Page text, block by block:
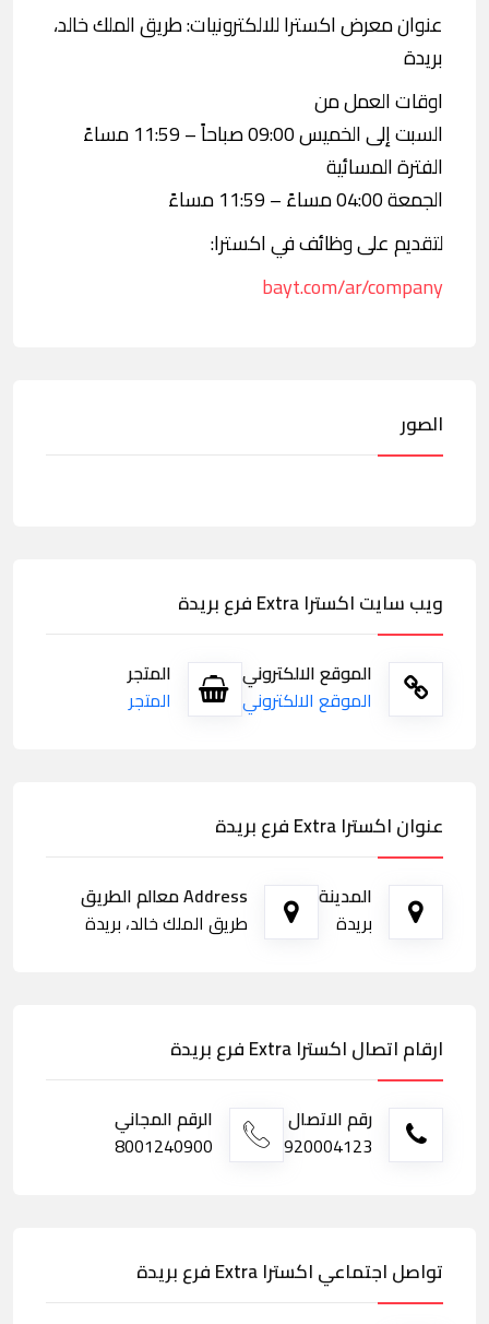
عنوان معرض اكسترا للالكترونيات: طريق الملك خالد،
بريدة
اوقات العمل من
السبت إلى الخميس 09:00 صباحاً – 11:59 مساءً
الفترة المسائية
الجمعة 04:00 مساءً – 11:59 مساءً
لتقديم على وظائف في اكسترا:
bayt.com/ar/company
الصور
ويب سايت اكسترا Extra فرع بريدة
الموقع الالكتروني
الموقع الالكتروني
المتجر
المتجر
عنوان اكسترا Extra فرع بريدة
المدينة
بريدة
Address معالم الطريق
طريق الملك خالد، بريدة
ارقام اتصال اكسترا Extra فرع بريدة
رقم الاتصال
920004123
الرقم المجاني
8001240900
تواصل اجتماعي اكسترا Extra فرع بريدة